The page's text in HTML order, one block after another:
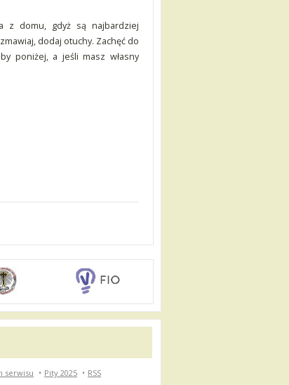
z domu, gdyż są najbardziej
dodaj otuchy. Zachęć do
poniżej, a jeśli masz własny
serwisu • Pity 2025 • RSS